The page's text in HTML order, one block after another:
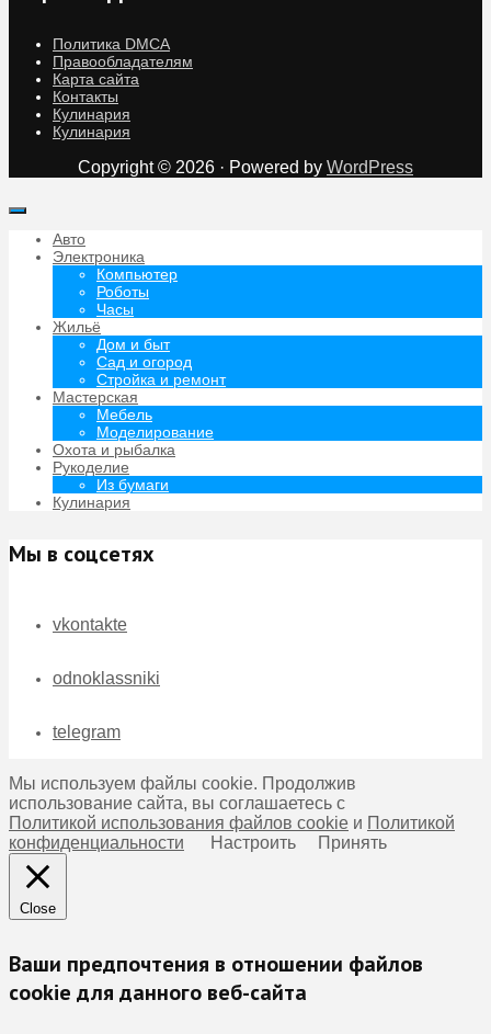
Политика DMCA
Правообладателям
Карта сайта
Контакты
Кулинария
Кулинария
Copyright © 2026 · Powered by WordPress
Авто
Электроника
Компьютер
Роботы
Часы
Жильё
Дом и быт
Сад и огород
Стройка и ремонт
Мастерская
Мебель
Моделирование
Охота и рыбалка
Рукоделие
Из бумаги
Кулинария
Мы в соцсетях
vkontakte
odnoklassniki
telegram
Мы используем файлы cookie. Продолжив
использование сайта, вы соглашаетесь с
Политикой использования файлов cookie и Политикой
конфиденциальности
Настроить Принять
Close
Ваши предпочтения в отношении файлов
cookie для данного веб-сайта